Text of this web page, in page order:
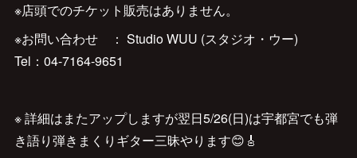
※店頭でのチケット販売はありません。
※お問い合わせ ： Studio WUU (スタジオ・ウー)
Tel：‪04-7164-9651‬
※ 詳細はまたアップしますが翌日5/26(日)は宇都宮でも弾
き語り弾きまくりギター三昧やります😊🎸